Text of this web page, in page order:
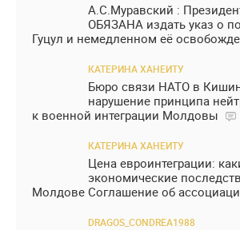
А.С.Муравский :
ОБЯЗАНА издать указ о
Гуцул и немедленном её
КАТЕРИНА ХАНЕИТУ
Бюро связи НАТО в
нарушение принципа
к военной интеграции Молдовы
КАТЕРИНА ХАНЕИТУ
Цена евроинтеграции:
экономические
Молдове Соглашение об
DRAGOS_CONDREA1988